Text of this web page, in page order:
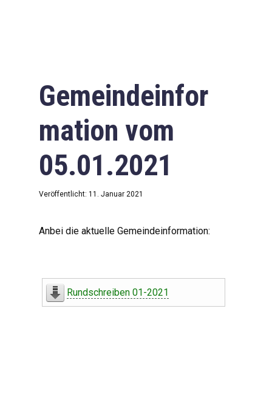
Gemeindeinfor
mation vom
05.01.2021
Veröffentlicht: 11. Januar 2021
Anbei die aktuelle Gemeindeinformation:
Rundschreiben 01-2021